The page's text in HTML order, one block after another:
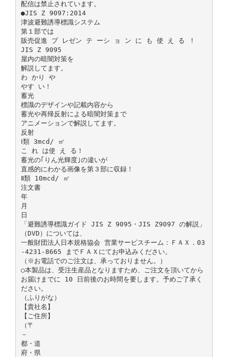
配信は禁止されています。
●JIS Z 9097:2014
津波避難誘導標識システム
第１部では
販売促進 プ レゼン テ ーシ ョ ン に も 使 え る ！
JIS Z 9095
屋内の暗闇対策を
解説してます。
わ かり や
やす い！
蓄光
標識のデザインや記載内容から
蓄光や再帰反射による暗闇対策まで
アニメーションで解説してます。
反射
Ⅰ類 3mcd/ ㎡
こ れ は使 え る！
蓄光の｢りん光輝度｣の違いが
直感的にわかる画像を第３部に収録！
Ⅱ類 10mcd/ ㎡
注文書
年
月
日
「避難誘導標識ガイド JIS Z 9095・JIS Z9097 の解説」
（DVD）については、
一般財団法人日本規格協会 営業サービスチーム：ＦＡＸ．03
-4231-8665 までＦＡＸにてお申込みください。
（※お電話でのご注文は、承っておりません。）
○本製品は、受注生産品となりますため、ご注文を頂いてから
お届けまでに 10 日前後のお時間を要します。予めご了承く
ださい。
（ふりがな）
【貴社名】
【ご住所】
（〒
－
都・道
府・県